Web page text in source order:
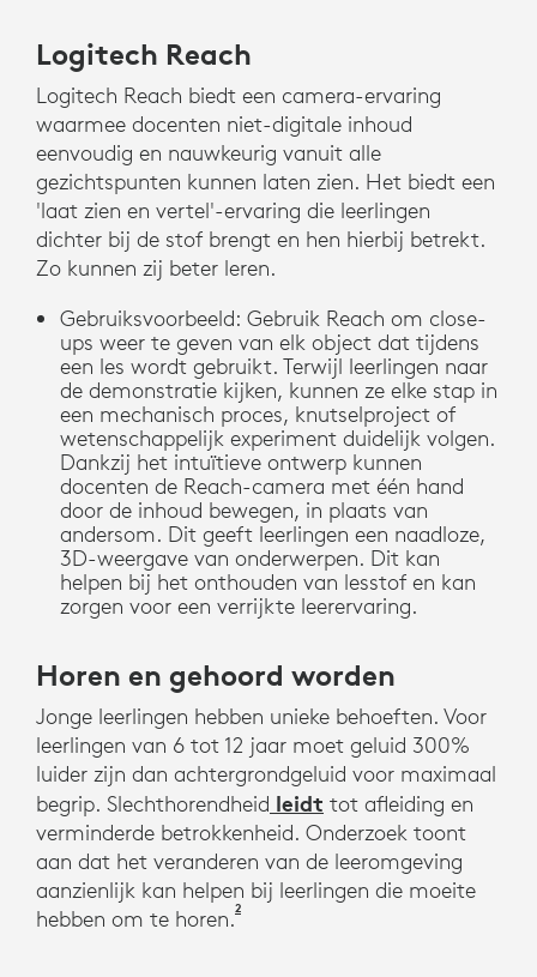
Logitech Reach
Logitech Reach biedt een camera-ervaring
waarmee docenten niet-digitale inhoud
eenvoudig en nauwkeurig vanuit alle
gezichtspunten kunnen laten zien. Het biedt een
'laat zien en vertel'-ervaring die leerlingen
dichter bij de stof brengt en hen hierbij betrekt.
Zo kunnen zij beter leren.
Gebruiksvoorbeeld: Gebruik Reach om close-
ups weer te geven van elk object dat tijdens
een les wordt gebruikt. Terwijl leerlingen naar
de demonstratie kijken, kunnen ze elke stap in
een mechanisch proces, knutselproject of
wetenschappelijk experiment duidelijk volgen.
Dankzij het intuïtieve ontwerp kunnen
docenten de Reach-camera met één hand
door de inhoud bewegen, in plaats van
andersom. Dit geeft leerlingen een naadloze,
3D-weergave van onderwerpen. Dit kan
helpen bij het onthouden van lesstof en kan
zorgen voor een verrijkte leerervaring.
Horen en gehoord worden
Jonge leerlingen hebben unieke behoeften. Voor
leerlingen van 6 tot 12 jaar moet geluid 300%
luider zijn dan achtergrondgeluid voor maximaal
begrip. Slechthorendheid leidt tot afleiding en
verminderde betrokkenheid. Onderzoek toont
aan dat het veranderen van de leeromgeving
aanzienlijk kan helpen bij leerlingen die moeite
hebben om te horen.2